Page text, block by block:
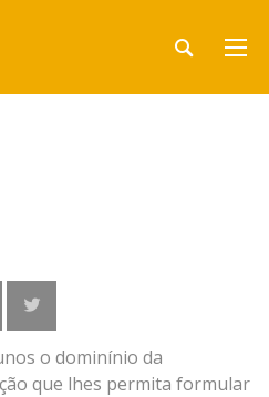
o dominínio da
que lhes permita formular